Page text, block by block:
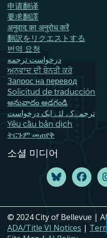
申请翻译
要求翻譯
अनुवाद का अनुरोध करें
翻訳をリクエストする
번역 요청
درخواست ترجمه
ਅਨੁਵਾਦ ਦੀ ਬੇਨਤੀ ਕਰੋ
Запрос на перевод
Solicitud de traducción
అనువాదం అడగండి
ترجمےکے لئے ایک درخواست
Yêu cầu bản dịch
ትርጉም መጠየቅ
소셜 미디어
© 2024 City of Bellevue |
ADA/Title VI Notices |